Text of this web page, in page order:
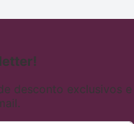
desconto exclusivos e